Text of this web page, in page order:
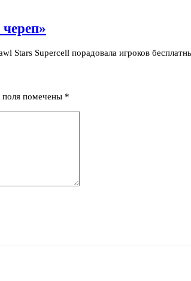
Stars Supercell порадовала игроков
поля помечены *